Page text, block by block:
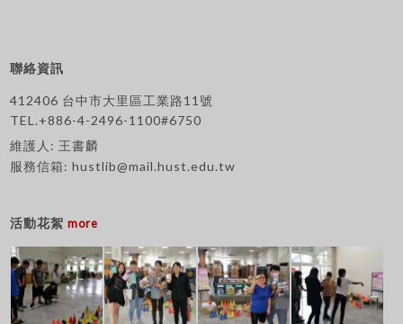
聯絡資訊
412406 台中市大里區工業路11號
TEL.+886-4-2496-1100#6750
維護人: 王書麟
服務信箱:hustlib@mail.hust.edu.tw
活動花絮more